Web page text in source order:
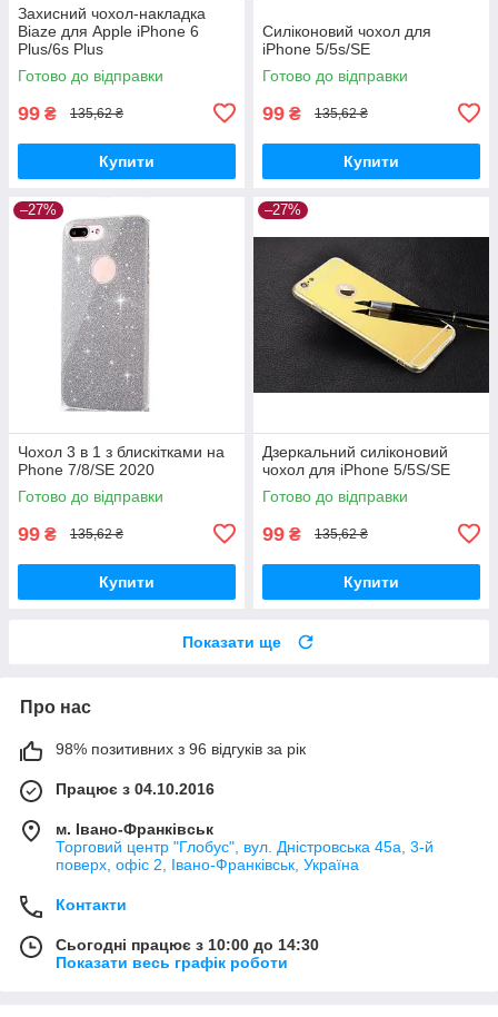
Захисний чохол-накладка
Biaze для Apple iPhone 6
Plus/6s Plus
Готово до відправки
99 ₴ 135,62 ₴
Купити
Силіконовий чохол для
iPhone 5/5s/SE
Готово до відправки
99 ₴ 135,62 ₴
Купити
–27%
Чохол 3 в 1 з блискітками на
Phone 7/8/SE 2020
Готово до відправки
99 ₴ 135,62 ₴
Купити
–27%
Дзеркальний силіконовий
чохол для iPhone 5/5S/SE
Готово до відправки
99 ₴ 135,62 ₴
Купити
Показати ще
Про нас
98% позитивних з 96 відгуків за рік
Працює з 04.10.2016
м. Івано-Франківськ
Торговий центр "Глобус", вул. Дністровська 45а, 3-й
поверх, офіс 2, Івано-Франківськ, Україна
Контакти
Сьогодні працює з 10:00 до 14:30
Показати весь графік роботи